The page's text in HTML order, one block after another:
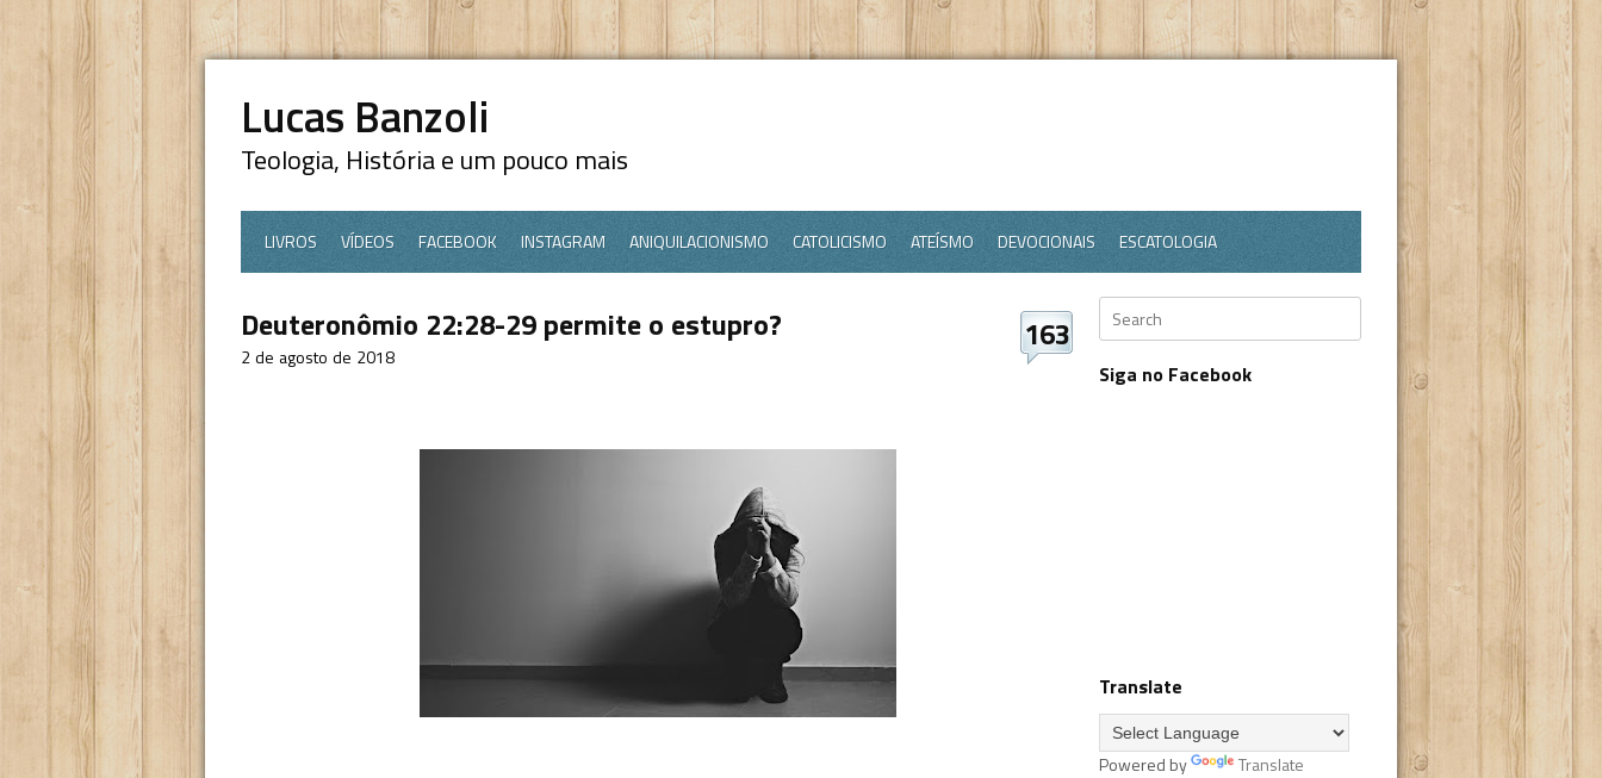
Lucas Banzoli
Teologia, História e um pouco mais
LIVROS VÍDEOS FACEBOOK INSTAGRAM ANIQUILACIONISMO CATOLICISMO ATEÍSMO DEVOCIONAIS ESCATOLOGIA
163
Deuteronômio 22:28-29 permite o estupro?
2 de agosto de 2018
Search
Siga no Facebook
Translate
Powered by Translate